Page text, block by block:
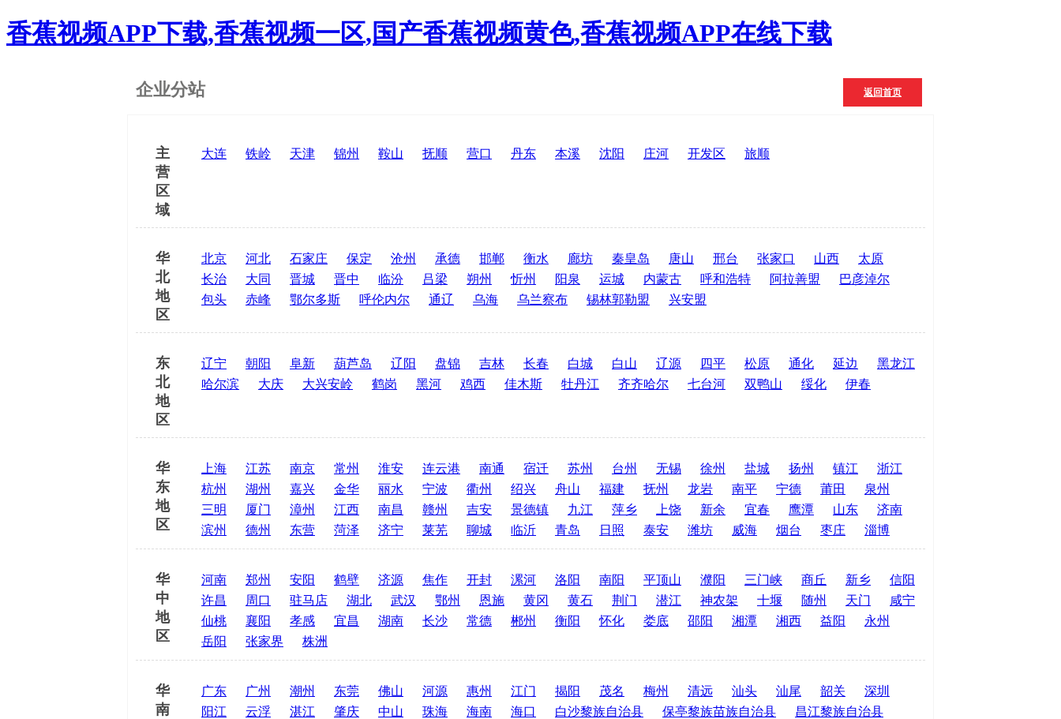
香蕉视频APP下载,香蕉视频一区,国产香蕉视频黄色,香蕉视频APP在线下载
企业分站 返回首页
主
营
区
域
大连 铁岭 天津 锦州 鞍山 抚顺 营口 丹东 本溪 沈阳 庄河 开发区 旅顺
华
北
地
区
北京 河北 石家庄 保定 沧州 承德 邯郸 衡水 廊坊 秦皇岛 唐山 邢台 张家口 山西
太原
长治
大同 晋城 晋中 临汾 吕梁 朔州 忻州 阳泉 运城 内蒙古 呼和浩特 阿拉善盟
巴彦淖尔
包头
赤峰 鄂尔多斯 呼伦内尔 通辽 乌海 乌兰察布 锡林郭勒盟 兴安盟
东
北
地
区
辽宁 朝阳 阜新 葫芦岛 辽阳 盘锦 吉林 长春 白城 白山 辽源 四平 松原 通化 延边
黑龙江
哈尔滨
大庆 大兴安岭 鹤岗 黑河 鸡西 佳木斯 牡丹江 齐齐哈尔 七台河 双鸭山 绥化 伊春
华
东
地
区
上海 江苏 南京 常州 淮安 连云港 南通 宿迁 苏州 台州 无锡 徐州 盐城 扬州 镇江
浙江
杭州
湖州 嘉兴 金华 丽水 宁波 衢州 绍兴 舟山 福建 抚州 龙岩 南平 宁德 莆田
泉州
三明
厦门 漳州 江西 南昌 赣州 吉安 景德镇 九江 萍乡 上饶 新余 宜春 鹰潭 山东
济南
滨州
德州 东营 菏泽 济宁 莱芜 聊城 临沂 青岛 日照 泰安 潍坊 威海 烟台 枣庄 淄博
华
中
地
区
河南 郑州 安阳 鹤壁 济源 焦作 开封 漯河 洛阳 南阳 平顶山 濮阳 三门峡 商丘 新乡
信阳
许昌
周口 驻马店 湖北 武汉 鄂州 恩施 黄冈 黄石 荆门 潜江 神农架 十堰 随州 天门
咸宁
仙桃
襄阳 孝感 宜昌 湖南 长沙 常德 郴州 衡阳 怀化 娄底 邵阳 湘潭 湘西 益阳
永州
岳阳
张家界 株洲
华
南
广东 广州 潮州 东莞 佛山 河源 惠州 江门 揭阳 茂名 梅州 清远 汕头 汕尾 韶关
深圳
阳江
云浮 湛江 肇庆 中山 珠海 海南 海口 白沙黎族自治县 保亭黎族苗族自治县
昌江黎族自治县